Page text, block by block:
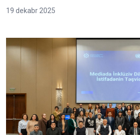
19 dekabr 2025